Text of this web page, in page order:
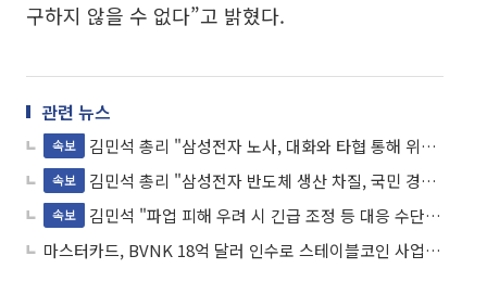
구하지 않을 수 없다”고 밝혔다.
관련 뉴스
속보 김민석 총리 "삼성전자 노사, 대화와 타협 통해 위기 해결 촉구"
속보 김민석 총리 "삼성전자 반도체 생산 차질, 국민 경제 전반에 깊은 상처 남길 것"
속보
김민석 "파업 피해 우려 시 긴급 조정 등 대응 수단 강구"
마스터카드, BVNK 18억 달러 인수로 스테이블코인 사업 본격 확장